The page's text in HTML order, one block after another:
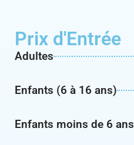
Prix d'Entrée
Adultes
Enfants (6 à 16 ans)
Enfants moins de 6 ans